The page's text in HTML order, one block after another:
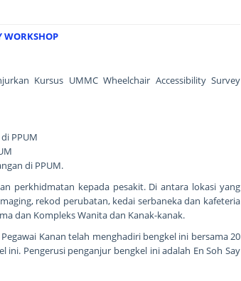
WORKSHOP
Kursus UMMC Wheelchair Accessibility Survey
PPUM
di PPUM.
perkhidmatan kepada pesakit. Di antara lokasi yang
rekod perubatan, kedai serbaneka dan kafeteria
dan Kompleks Wanita dan Kanak-kanak.
Kanan telah menghadiri bengkel ini bersama 20
Pengerusi penganjur bengkel ini adalah En Soh Say